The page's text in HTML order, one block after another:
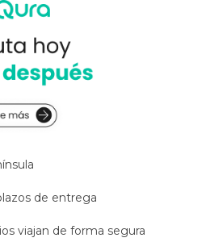
de entrega
viajan de forma segura